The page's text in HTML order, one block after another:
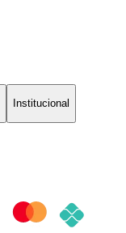
Institucional